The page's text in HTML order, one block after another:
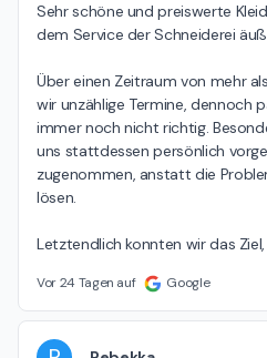
Sehr schöne und preiswerte
dem Service der Schneiderei
Über einen Zeitraum von mehr
wir unzählige Termine, dennoch
immer noch nicht richtig.
uns stattdessen persönlich
zugenommen, anstatt die
lösen.
Letztendlich konnten wir das
Vor 24 Tagen auf Google